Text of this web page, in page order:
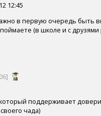
12:45
в первую очередь быть
(в школе и с
поддерживает
чада)